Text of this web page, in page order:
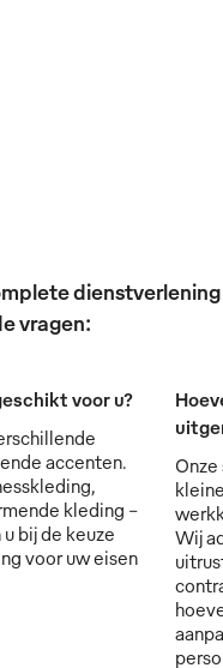
vragen:
voor u?
accenten.
kleding -
bij de keuze
voor uw eisen
Wij